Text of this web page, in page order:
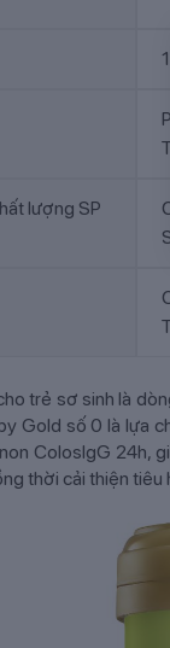
lượng SP
trẻ sơ sinh là
Gold số 0 là lựa
ColosIgG 24h,
thời cải thiện